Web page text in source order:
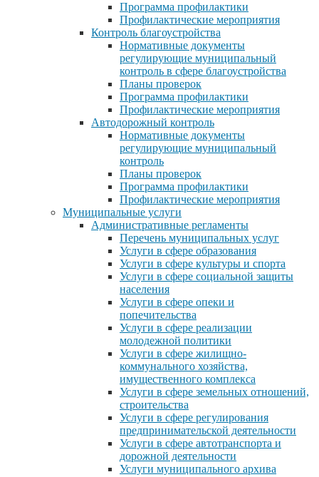
Программа профилактики
Профилактические мероприятия
Контроль благоустройства
Нормативные документы
регулирующие муниципальный
контроль в сфере благоустройства
Планы проверок
Программа профилактики
Профилактические мероприятия
Автодорожный контроль
Нормативные документы
регулирующие муниципальный
контроль
Планы проверок
Программа профилактики
Профилактические мероприятия
Муниципальные услуги
Административные регламенты
Перечень муниципальных услуг
Услуги в сфере образования
Услуги в сфере культуры и спорта
Услуги в сфере социальной защиты
населения
Услуги в сфере опеки и
попечительства
Услуги в сфере реализации
молодежной политики
Услуги в сфере жилищно-
коммунального хозяйства,
имущественного комплекса
Услуги в сфере земельных отношений,
строительства
Услуги в сфере регулирования
предпринимательской деятельности
Услуги в сфере автотранспорта и
дорожной деятельности
Услуги муниципального архива